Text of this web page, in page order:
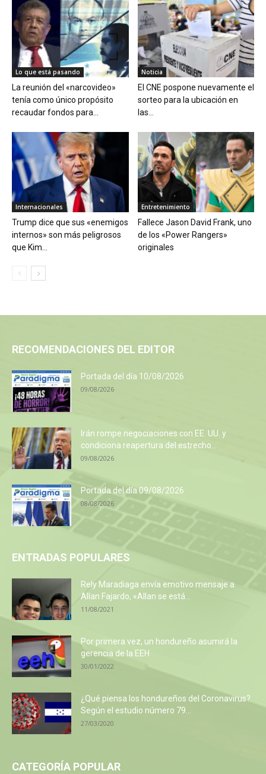
Lo que está pasando
La reunión del «narcovideo»
tenía como único propósito
recaudar fondos para...
Noticia
El CNE pospone nuevamente el
sorteo para la ubicación en
las...
Internacionales
Trump dice que sus «enemigos
internos» son más peligrosos
que Kim...
Entretenimiento
Fallece Jason David Frank, uno
de los «Power Rangers»
originales
RECOMENDACIONES DEL EDITOR
Portada del día 10/08/2026
09/08/2026
Irán rompe negociaciones con EE. UU. y
condiciona reapertura del estrecho...
09/08/2026
Portada del día 09/08/2026
08/08/2026
ENTRADAS POPULARES
Rely Maradiaga envía emotivo mensaje a
Allan Fajardo, «Allan se está...
11/08/2021
Por primera vez, un hondureño asumirá la
gerencia de la EEH
30/01/2022
¿Qué piensa los hondureños del Coronavirus?
Según el estudio número 79...
27/03/2020
CATEGORÍA POPULAR